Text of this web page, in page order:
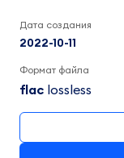
Дата создания
2022-10-11
Формат файла
flac lossless